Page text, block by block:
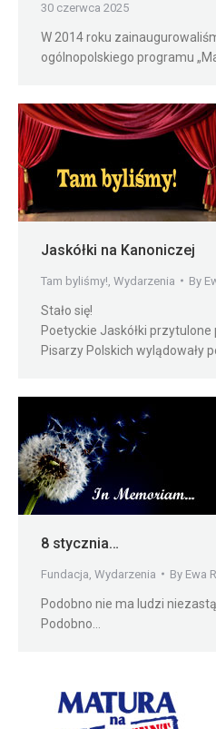
30 czerwca 2025
W 2014 roku
ogólnopolskiego programu
Jaskółki na Kanoniczej
Tam byliśmy! Wydarzenia By
Stało się!
Poetyckie Jaskółki
Pisarzy Polskich wylądowały
8 stycznia…
Fundacja Wydarzenia By Ewa
Podobno nie ma ludzi
Podobno…